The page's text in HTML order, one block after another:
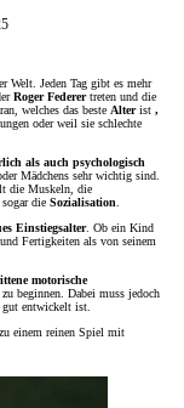
Welt. Jeden Tag gibt es mehr
Roger Federertreten und die
welches das beste Alterist ,
oder weil sie schlechte
als auch psychologisch
Mädchens sehr wichtig sind.
die Muskeln, die
die Sozialisation
Einstiegsalter. Ob ein Kind
Fertigkeiten als von seinem
motorische
beginnen. Dabei muss jedoch
entwickelt ist.
zu einem reinen Spiel mit